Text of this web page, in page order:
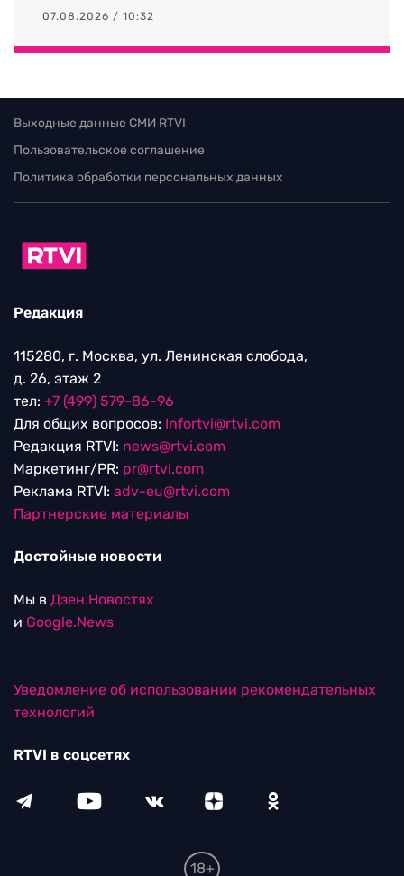
07.08.2026 / 10:32
Выходные данные СМИ RTVI
Пользовательское соглашение
Политика обработки персональных данных
Редакция
115280, г. Москва, ул. Ленинская слобода,
д. 26, этаж 2
тел: +7 (499) 579-86-96
Для общих вопросов: Infortvi@rtvi.com
Редакция RTVI: news@rtvi.com
Маркетинг/PR: pr@rtvi.com
Реклама RTVI: adv-eu@rtvi.com
Партнерские материалы
Достойные новости
Мы в Дзен.Новостях
и Google.News
Уведомление об использовании рекомендательных
технологий
RTVI в соцсетях
18+